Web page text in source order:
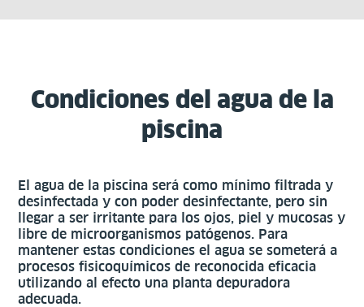
Condiciones del agua de la
piscina
El agua de la piscina será como mínimo filtrada y
desinfectada y con poder desinfectante, pero sin
llegar a ser irritante para los ojos, piel y mucosas y
libre de microorganismos patógenos. Para
mantener estas condiciones el agua se someterá a
procesos fisicoquímicos de reconocida eficacia
utilizando al efecto una planta depuradora
adecuada.